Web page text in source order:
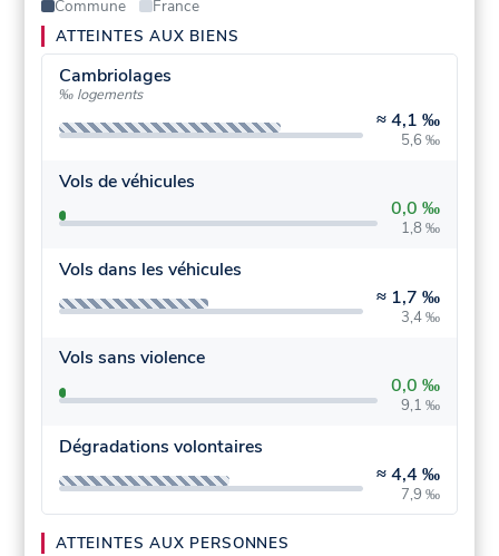
Commune
France
ATTEINTES AUX BIENS
Cambriolages
‰ logements
≈4,1 ‰
5,6 ‰
Vols de véhicules
0,0 ‰
1,8 ‰
Vols dans les véhicules
≈ 1,7 ‰
3,4 ‰
Vols sans violence
0,0 ‰
9,1 ‰
Dégradations volontaires
≈4,4 ‰
7,9 ‰
ATTEINTES AUX PERSONNES